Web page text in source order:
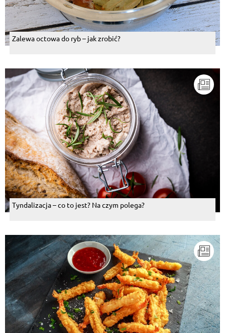
Zalewa octowa do ryb – jak zrobić?
Tyndalizacja – co to jest? Na czym polega?